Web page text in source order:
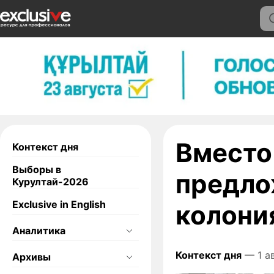
Контекст дня
Выборы в
Курултай-2026
Exclusive in English
Аналитика
Архивы Контекст дня — 1